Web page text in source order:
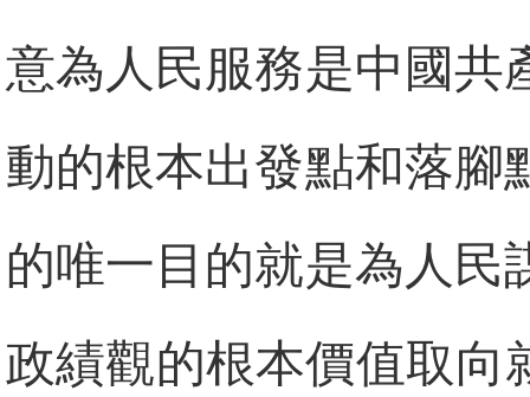
意為人民服務是中國共
動的根本出發點和落腳
的唯一目的就是為人民
政績觀的根本價值取向